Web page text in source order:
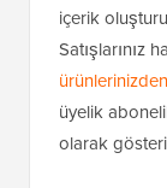
içerik
Satışlarınız
üyelik
olarak